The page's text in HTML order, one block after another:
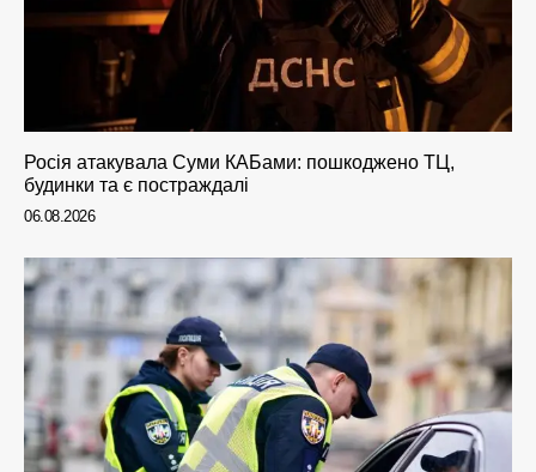
Росія атакувала Суми КАБами: пошкоджено ТЦ,
будинки та є постраждалі
06.08.2026